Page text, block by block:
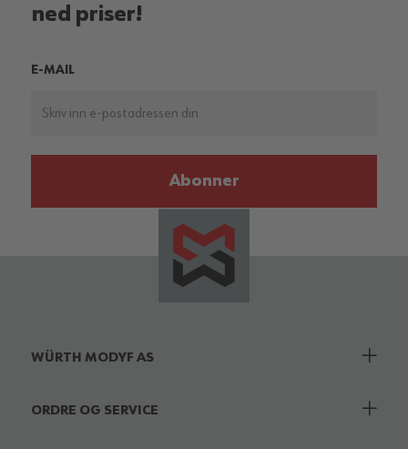
ned priser!
E-MAIL
Abonner
WÜRTH MODYF AS
ORDRE OG SERVICE